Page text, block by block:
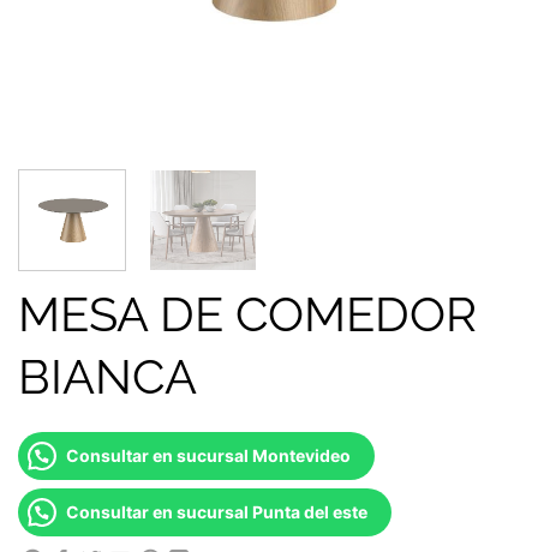
MESA DE COMEDOR
BIANCA
Consultar en sucursal Montevideo
Consultar en sucursal Punta del este